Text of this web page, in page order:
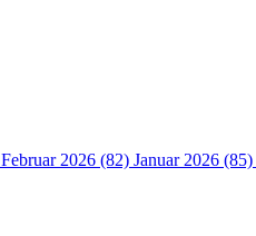
Februar 2026 (82) Januar 2026 (85)